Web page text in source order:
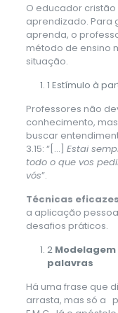
O educador
aprendizado. Para
aprenda, o
método de ensino
situação.
1 Estímulo à
Professores não
conhecimento,
buscar
3.15: “[…] Estai
todo o que vos
vós”.
Técnicas
a aplicação
desafios práticos.
2Modelagem
palavras
Há uma frase que
arrasta, mas só a